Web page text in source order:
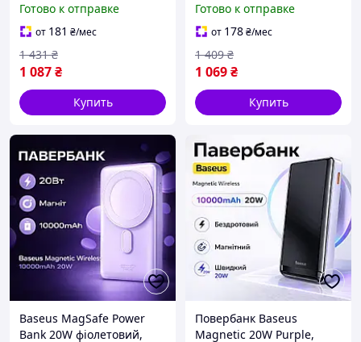
White з дисплеєм і
швидким заряджанням
для телефона
Готово к отправке
от 181 ₴/мес
1 087₴
1 431 ₴
Купить
Power Bank зі швидкою
зарядкою для смартфона
Готово к отправке
от 178₴/мес
1 069₴
1 409 ₴
Купить
Baseus MagSafe Power
Bank 20W фіолетовий,
Повербанк Baseus
Magnetic 20W Purple,